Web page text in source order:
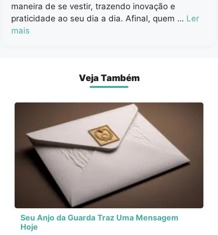
maneira de se vestir, trazendo inovação e
praticidade ao seu dia a dia. Afinal, quem … Ler
mais
Veja Também
Seu Anjo da Guarda Traz Uma Mensagem
Hoje